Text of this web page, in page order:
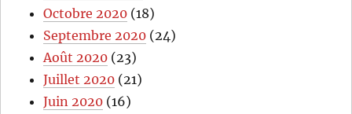
Octobre 2020 (18)
Septembre 2020 (24)
Août 2020 (23)
Juillet 2020 (21)
Juin 2020 (16)